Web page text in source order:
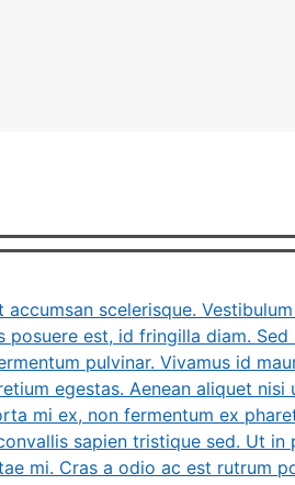
accumsan scelerisque.
posuere est, id fringilla diam.
pulvinar. Vivamus id
egestas. Aenean aliquet
mi ex, non fermentum ex
sapien tristique sed. Ut
mi. Cras a odio ac est rutrum